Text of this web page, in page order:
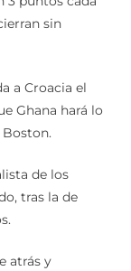
sin
a Croacia el
Ghana hará lo
de los
tras la de
atrás y